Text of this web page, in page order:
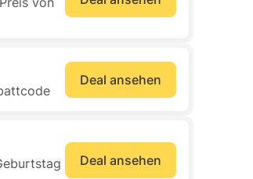
Deal ansehen
Deal ansehen